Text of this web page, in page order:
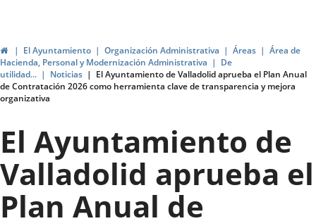
InicioEl Ayuntamiento Organización Administrativa Áreas
Área de
Hacienda, Personal y Modernización Administrativa
De
utilidad...
Noticias
El Ayuntamiento de Valladolid aprueba el Plan Anual
de Contratación 2026 como herramienta clave de transparencia y mejora
organizativa
El Ayuntamiento de
Valladolid aprueba el
Plan Anual de